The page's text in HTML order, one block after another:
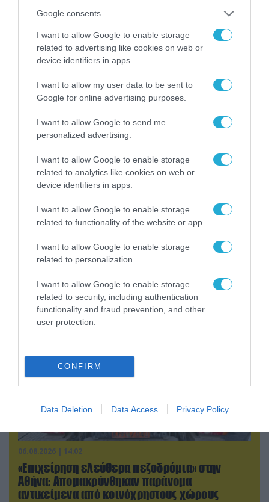
Google consents
I want to allow Google to enable storage
related to advertising like cookies on web or
device identifiers in apps.
I want to allow my user data to be sent to
Google for online advertising purposes.
I want to allow Google to send me
personalized advertising.
I want to allow Google to enable storage
related to analytics like cookies on web or
device identifiers in apps.
I want to allow Google to enable storage
related to functionality of the website or app.
I want to allow Google to enable storage
related to personalization.
I want to allow Google to enable storage
related to security, including authentication
functionality and fraud prevention, and other
user protection.
CONFIRM
Data Deletion Data Access Privacy Policy
06.08.2026 | 21:02
Τελεσίγραφο του Ιράν στις χώρες του Κόλπου:
«Σταματήστε τον Τραμπ αλλιώς θα σας
06.08.2026 | 17:02
Ουκρανία: Αποκαλύφθηκε ο αριθμός των
ξένων εθελοντών που πολεμούν για το Κίεβο
06.08.2026 | 14:02
«Επιχείρηση ελεύθερα πεζοδρόμια» στην
Αθήνα: Απομακρύνθηκαν παράνομα
αντικείμενα από κοινόχρηστους χώρους